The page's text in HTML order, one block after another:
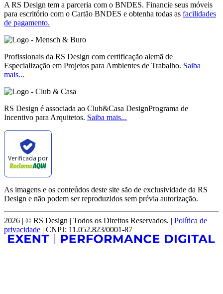
A RS Design tem a parceria com o BNDES. Financie seus móveis
para escritório com o Cartão BNDES e obtenha todas as facilidades
de pagamento.
Profissionais da RS Design com certificação alemã de
Especialização em Projetos para Ambientes de Trabalho. Saiba
mais...
RS Design é associada ao Club&Casa DesignPrograma de
Incentivo para Arquitetos. Saiba mais...
Verificada por
As imagens e os conteúdos deste site são de exclusividade da RS
Design e não podem ser reproduzidos sem prévia autorização.
2026 | © RS Design | Todos os Direitos Reservados. | Política de
privacidade | CNPJ: 11.052.823/0001-87